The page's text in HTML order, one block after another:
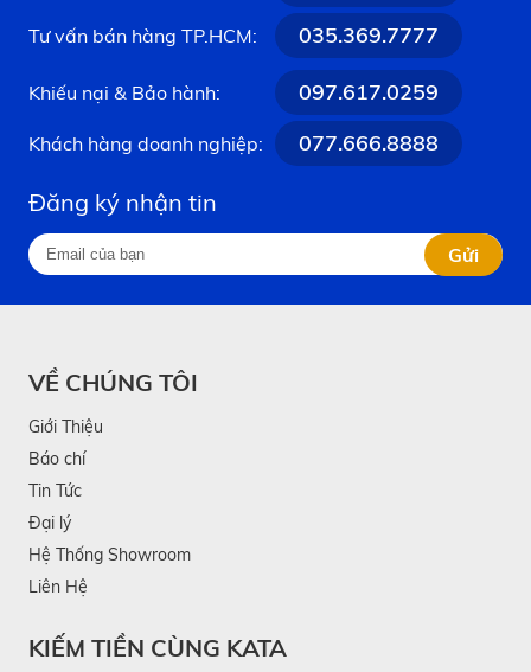
Tư vấn bán hàng TP.HCM: 035.369.7777
Khiếu nại & Bảo hành: 097.617.0259
Khách hàng doanh nghiệp: 077.666.8888
Đăng ký nhận tin
Gửi
VỀ CHÚNG TÔI
Giới Thiệu
Báo chí
Tin Tức
Đại lý
Hệ Thống Showroom
Liên Hệ
KIẾM TIỀN CÙNG KATA